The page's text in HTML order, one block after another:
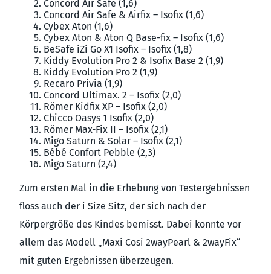
Concord Air Safe (1,6)
Concord Air Safe & Airfix – Isofix (1,6)
Cybex Aton (1,6)
Cybex Aton & Aton Q Base-fix – Isofix (1,6)
BeSafe iZi Go X1 Isofix – Isofix (1,8)
Kiddy Evolution Pro 2 & Isofix Base 2 (1,9)
Kiddy Evolution Pro 2 (1,9)
Recaro Privia (1,9)
Concord Ultimax. 2 – Isofix (2,0)
Römer Kidfix XP – Isofix (2,0)
Chicco Oasys 1 Isofix (2,0)
Römer Max-Fix II – Isofix (2,1)
Migo Saturn & Solar – Isofix (2,1)
Bébé Confort Pebble (2,3)
Migo Saturn (2,4)
Zum ersten Mal in die Erhebung von Testergebnissen
floss auch der i Size Sitz, der sich nach der
Körpergröße des Kindes bemisst. Dabei konnte vor
allem das Modell „Maxi Cosi 2wayPearl & 2wayFix“
mit guten Ergebnissen überzeugen.